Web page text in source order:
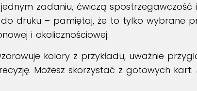
zadaniu, ćwiczą spostrzegawczość i
druku – pamiętaj, że to tylko wybrane
i okolicznościowej.
kolory z przykładu, uważnie
Możesz skorzystać z gotowych kart: